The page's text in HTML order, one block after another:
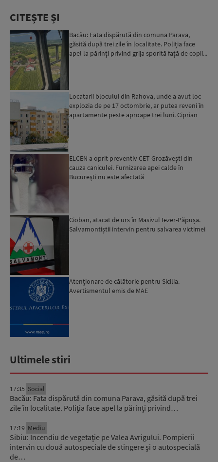
CITEȘTE ȘI
Bacău: Fata dispărută din comuna Parava,
găsită după trei zile în localitate. Poliția face
apel la părinți privind grija sporită față de copii...
Locatarii blocului din Rahova, unde a avut loc
explozia de pe 17 octombrie, ar putea reveni în
apartamente peste aproape trei luni. Ciprian
ELCEN a oprit preventiv CET Grozăvești din
cauza caniculei. Furnizarea apei calde în
Bucureşti nu este afectată
Cioban, atacat de urs în Masivul Iezer-Păpușa.
Salvamontiștii intervin pentru salvarea victimei
Atenţionare de călătorie pentru Sicilia.
Avertismentul emis de MAE
Ultimele stiri
17:35 Social
Bacău: Fata dispărută din comuna Parava, găsită după trei
zile în localitate. Poliția face apel la părinți privind…
17:19 Mediu
Sibiu: Incendiu de vegetație pe Valea Avrigului. Pompierii
intervin cu două autospeciale de stingere și o autospecială
de…